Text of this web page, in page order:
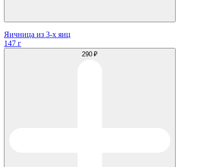
Яичница из 3-х яиц
147 г
290 ₽